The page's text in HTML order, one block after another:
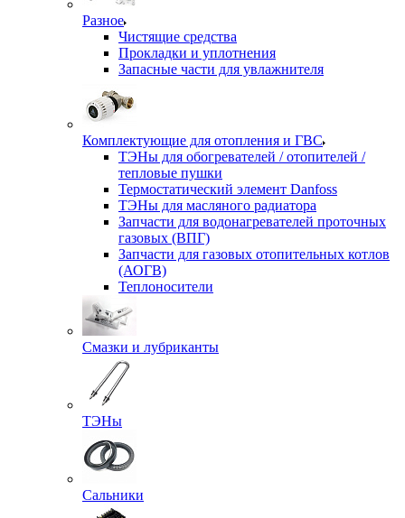
Разное
Чистящие средства
Прокладки и уплотнения
Запасные части для увлажнителя
Комплектующие для отопления и ГВС
ТЭНы для обогревателей / отопителей /
тепловые пушки
Термостатический элемент Danfoss
ТЭНы для масляного радиатора
Запчасти для водонагревателей проточных
газовых (ВПГ)
Запчасти для газовых отопительных котлов
(АОГВ)
Теплоносители
Смазки и лубриканты
ТЭНы
Сальники